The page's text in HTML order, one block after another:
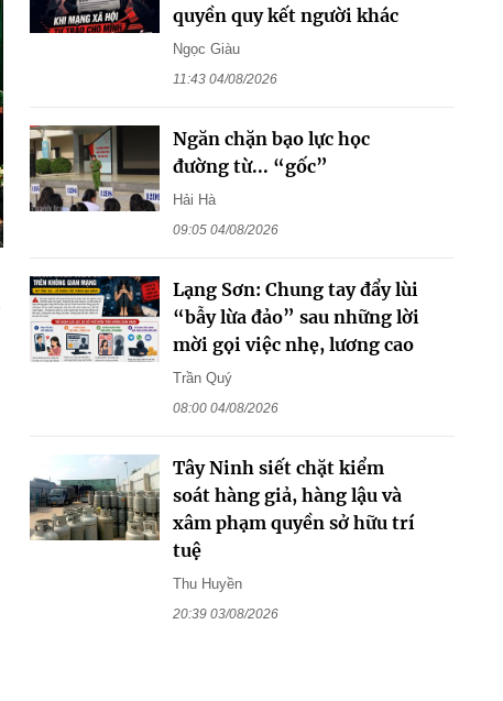
quyền quy kết người khác
Ngọc Giàu
11:43 04/08/2026
Ngăn chặn bạo lực học
đường từ... “gốc”
Hải Hà
09:05 04/08/2026
Lạng Sơn: Chung tay đẩy lùi
“bẫy lừa đảo” sau những lời
mời gọi việc nhẹ, lương cao
Trần Quý
08:00 04/08/2026
Tây Ninh siết chặt kiểm
soát hàng giả, hàng lậu và
xâm phạm quyền sở hữu trí
tuệ
Thu Huyền
20:39 03/08/2026